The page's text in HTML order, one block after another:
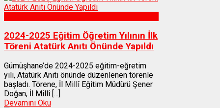
2024-2025 Eğitim Öğretim Yılının İlk
Töreni Atatürk Anıtı Önünde Yapıldı
Gümüşhane’de 2024-2025 eğitim-eğretim
yılı, Atatürk Anıtı önünde düzenlenen törenle
başladı. Törene, İl Millî Eğitim Müdürü Şener
Doğan, İl Millî [...]
Devamını Oku